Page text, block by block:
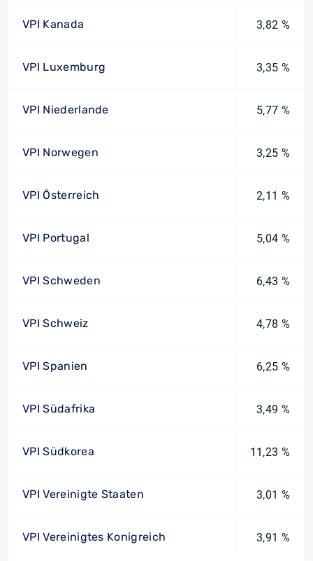
VPI Kanada 3,82 %
VPI Luxemburg 3,35 %
VPI Niederlande 5,77 %
VPI Norwegen 3,25 %
VPI Österreich 2,11 %
VPI Portugal 5,04 %
VPI Schweden 6,43 %
VPI Schweiz 4,78 %
VPI Spanien 6,25 %
VPI Südafrika 3,49 %
VPI Südkorea 11,23 %
VPI Vereinigte Staaten 3,01 %
VPI Vereinigtes Konigreich 3,91 %